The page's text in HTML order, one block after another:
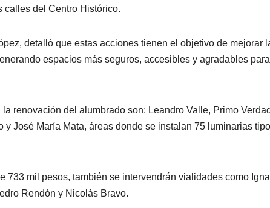
calles del Centro Histórico.
detalló que estas acciones tienen el objetivo de mejorar
espacios más seguros, accesibles y agradables para
renovación del alumbrado son: Leandro Valle, Primo
José María Mata, áreas donde se instalan 75 luminarias
733 mil pesos, también se intervendrán vialidades como
Rendón y Nicolás Bravo.